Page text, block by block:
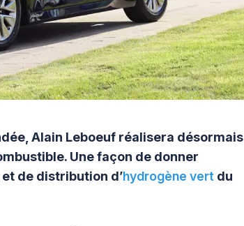
Alain Leboeuf réalisera désormais
Une façon de donner
de distribution d’hydrogène vert du